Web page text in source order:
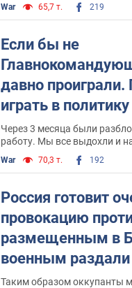
War 65,7 т. 219
Если бы не
давно проиграли.
играть в политику
Через 3 месяца были
работу. Мы все выдохли и
появился человек,
болит
War 70,3 т. 192
Россия готовит
провокацию
размещенным в
военным
РБ – разведка
Таким образом оккупанты